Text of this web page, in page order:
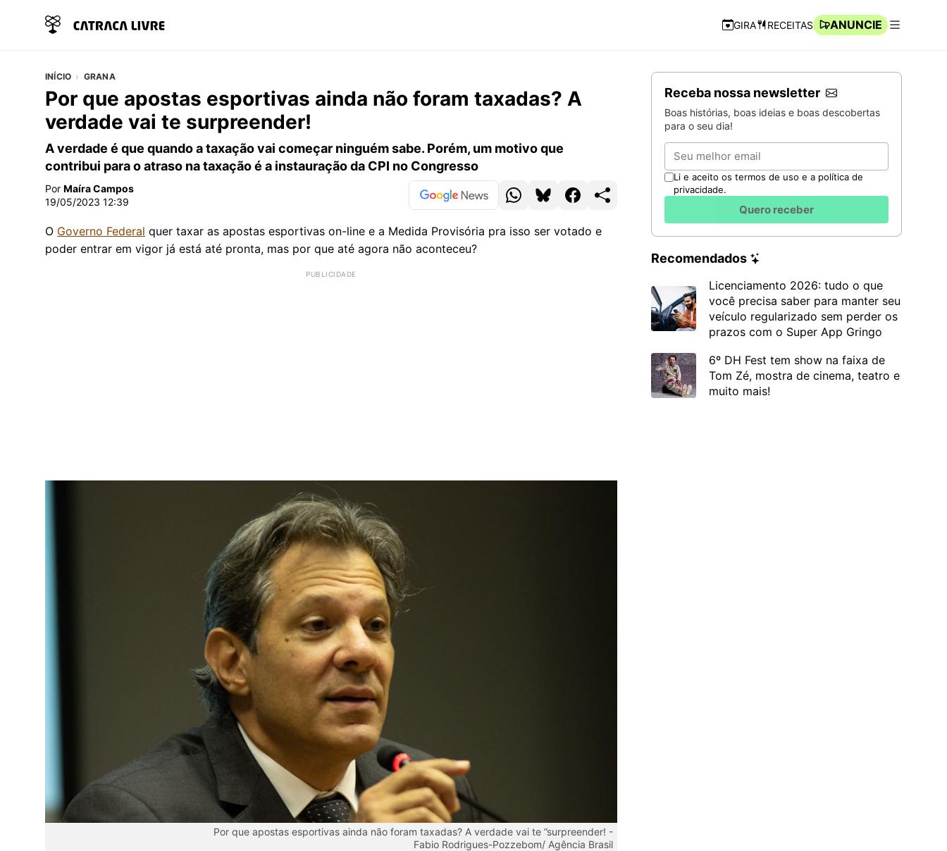
Navegação Rápida
GIRA RECEITAS
ANUNCIE
INÍCIO GRANA
Por que apostas esportivas ainda não foram taxadas? A
verdade vai te surpreender!
A verdade é que quando a taxação vai começar ninguém sabe. Porém, um motivo que
contribui para o atraso na taxação é a instauração da CPI no Congresso
Por Maíra Campos
19/05/2023 12:39
O Governo Federal quer taxar as apostas esportivas on-line e a Medida Provisória pra isso ser votado e
poder entrar em vigor já está até pronta, mas por que até agora não aconteceu?
Por que apostas esportivas ainda não foram taxadas? A verdade vai te ”surpreender! -
Fabio Rodrigues-Pozzebom/ Agência Brasil
Receba nossa newsletter
Boas histórias, boas ideias e boas descobertas
para o seu dia!
Email
Li e aceito os termos de uso e a política de
privacidade.
Quero receber
Recomendados
Licenciamento 2026: tudo o que
você precisa saber para manter seu
veículo regularizado sem perder os
prazos com o Super App Gringo
6º DH Fest tem show na faixa de
Tom Zé, mostra de cinema, teatro e
muito mais!